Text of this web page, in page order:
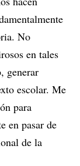
No
en tales
generar
escolar. Me
para
en pasar de
de la